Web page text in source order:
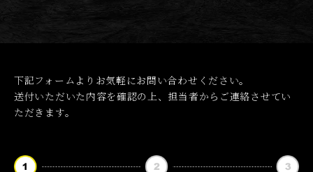
下記フォームよりお気軽にお問い合わせください。
送付いただいた内容を確認の上、担当者からご連絡させてい
ただきます。